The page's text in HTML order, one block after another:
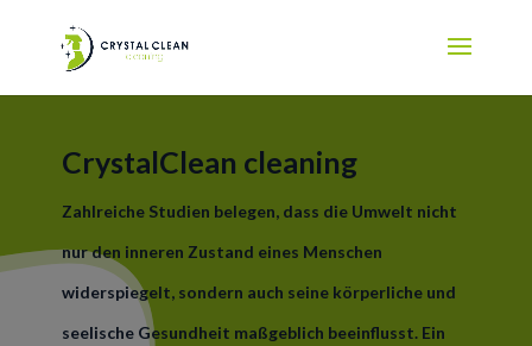
CrystalClean cleaning
Zahlreiche Studien belegen, dass die Umwelt nicht
nur den inneren Zustand eines Menschen
widerspiegelt, sondern auch seine körperliche und
seelische Gesundheit maßgeblich beeinflusst. Ein